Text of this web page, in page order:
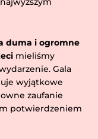
duma i ogromne
mieliśmy
Gala
wyjątkowe
zaufanie
potwierdzeniem